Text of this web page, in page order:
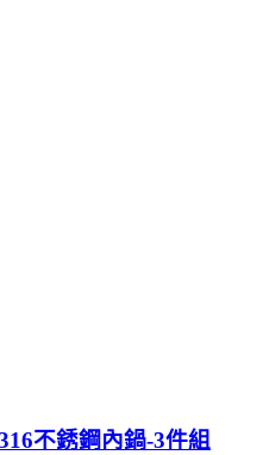
不銹鋼內鍋-3件組